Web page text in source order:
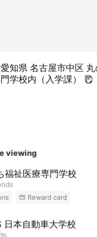
知県 名古屋市中区 丸
学校内（入学課）
viewing
福祉医療専門学校
Reward card
日本自動車大学校